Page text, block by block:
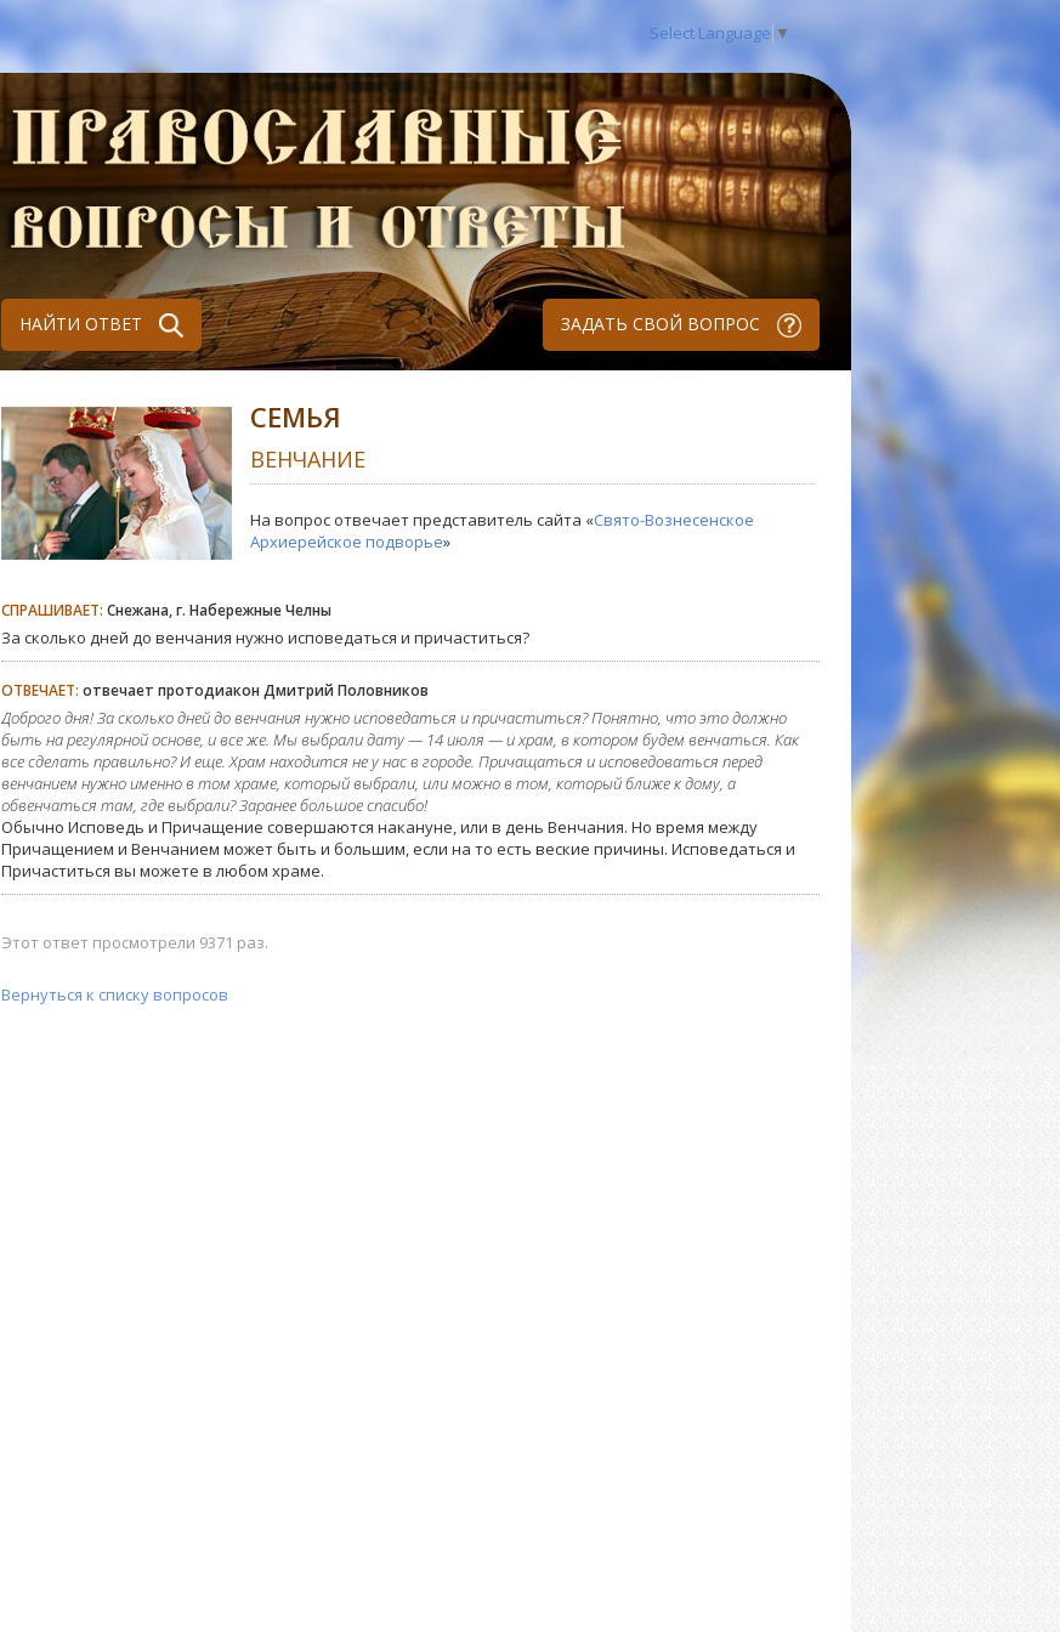
Select Language ▼
НАЙТИ ОТВЕТ ЗАДАТЬ СВОЙ ВОПРОС
СЕМЬЯ
ВЕНЧАНИЕ
На вопрос отвечает представитель сайта «Свято-Вознесенское
Архиерейское подворье»
СПРАШИВАЕТ: Снежана, г. Набережные Челны
За сколько дней до венчания нужно исповедаться и причаститься?
ОТВЕЧАЕТ: отвечает протодиакон Дмитрий Половников
Доброго дня! За сколько дней до венчания нужно исповедаться и причаститься? Понятно, что это должно
быть на регулярной основе, и все же. Мы выбрали дату — 14 июля — и храм, в котором будем венчаться. Как
все сделать правильно? И еще. Храм находится не у нас в городе. Причащаться и исповедоваться перед
венчанием нужно именно в том храме, который выбрали, или можно в том, который ближе к дому, а
обвенчаться там, где выбрали? Заранее большое спасибо!
Обычно Исповедь и Причащение совершаются накануне, или в день Венчания. Но время между
Причащением и Венчанием может быть и большим, если на то есть веские причины. Исповедаться и
Причаститься вы можете в любом храме.
Этот ответ просмотрели 9371 раз.
Вернуться к списку вопросов